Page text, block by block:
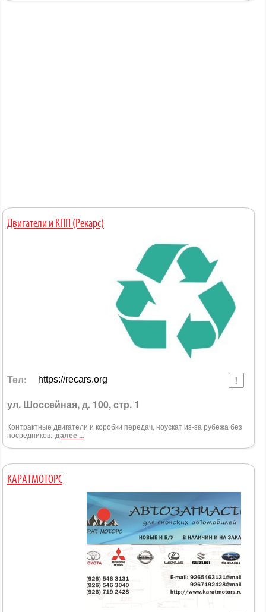
Двигатели и КПП (Рекарс)
Тел: https://recars.org
ул. Шоссейная, д. 100, стр. 1
Контрактные двигатели и коробки передач, ноускат из-за рубежа без
посредников. далее ...
КАРАТМОТОРС